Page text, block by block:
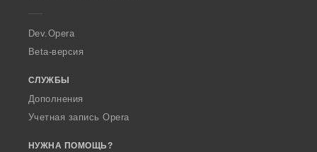
a
Dev.Opera
Beta-версия
СЛУЖБЫ
Дополнения
Учетная запись Opera
НУЖНА ПОМОЩЬ?